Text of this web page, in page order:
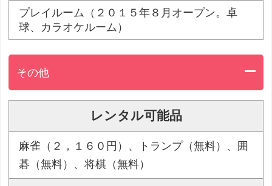
プレイルーム（２０１５年８月オープン。卓
球、カラオケルーム）
その他
レンタル可能品
麻雀（２，１６０円）、トランプ（無料）、囲
碁（無料）、将棋（無料）